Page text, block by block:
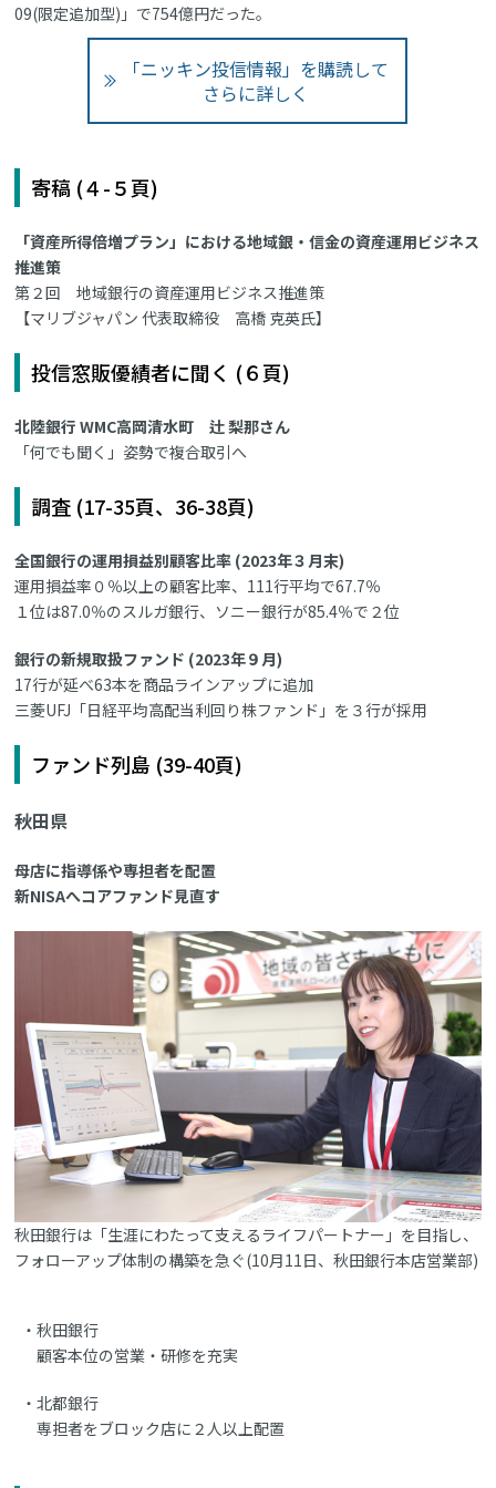
09(限定追加型)」で754億円だった。
「ニッキン投信情報」を購読して
さらに詳しく
寄稿 (４-５頁)
「資産所得倍増プラン」における地域銀・信金の資産運用ビジネス
推進策
第２回 地域銀行の資産運用ビジネス推進策
【マリブジャパン 代表取締役 高橋 克英氏】
投信窓販優績者に聞く (６頁)
北陸銀行 WMC高岡清水町 辻 梨那さん
「何でも聞く」姿勢で複合取引へ
調査 (17-35頁、36-38頁)
全国銀行の運用損益別顧客比率 (2023年３月末)
運用損益率０％以上の顧客比率、111行平均で67.7％
１位は87.0％のスルガ銀行、ソニー銀行が85.4％で２位
銀行の新規取扱ファンド (2023年９月)
17行が延べ63本を商品ラインアップに追加
三菱UFJ「日経平均高配当利回り株ファンド」を３行が採用
ファンド列島 (39-40頁)
秋田県
母店に指導係や専担者を配置
新NISAへコアファンド見直す
秋田銀行は「生涯にわたって支えるライフパートナー」を目指し、
フォローアップ体制の構築を急ぐ(10月11日、秋田銀行本店営業部)
秋田銀行
顧客本位の営業・研修を充実
北都銀行
専担者をブロック店に２人以上配置